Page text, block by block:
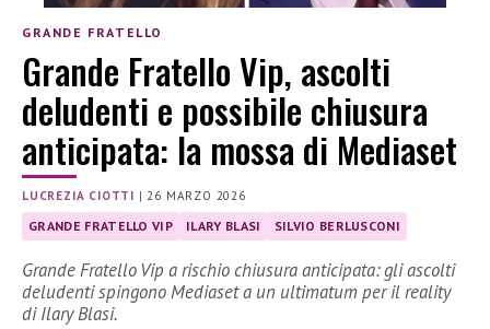
GRANDE FRATELLO
Grande Fratello Vip, ascolti
deludenti e possibile chiusura
anticipata: la mossa di Mediaset
LUCREZIA CIOTTI |26 MARZO 2026
GRANDE FRATELLO VIP ILARY BLASI SILVIO BERLUSCONI
Grande Fratello Vip a rischio chiusura anticipata: gli ascolti
deludenti spingono Mediaset a un ultimatum per il reality
di Ilary Blasi.